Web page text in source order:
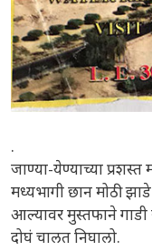
.
जाण्या-येण्याच्या प्रशस्त
मध्यभागी छान मोठी
आल्यावर मुस्तफाने गाडी
दोघं चालत निघालो.